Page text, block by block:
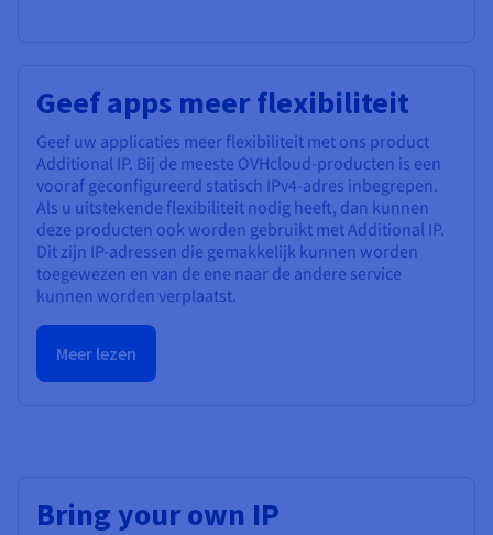
Geef apps meer flexibiliteit
Geef uw applicaties meer flexibiliteit met ons product
Additional IP. Bij de meeste OVHcloud-producten is een
vooraf geconfigureerd statisch IPv4-adres inbegrepen.
Als u uitstekende flexibiliteit nodig heeft, dan kunnen
deze producten ook worden gebruikt met Additional IP.
Dit zijn IP-adressen die gemakkelijk kunnen worden
toegewezen en van de ene naar de andere service
kunnen worden verplaatst.
Meer lezen
Bring your own IP